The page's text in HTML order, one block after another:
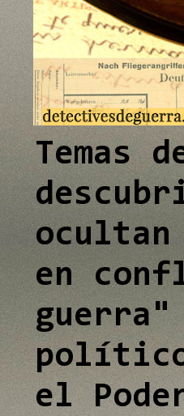
Temas
ocultan
en
el